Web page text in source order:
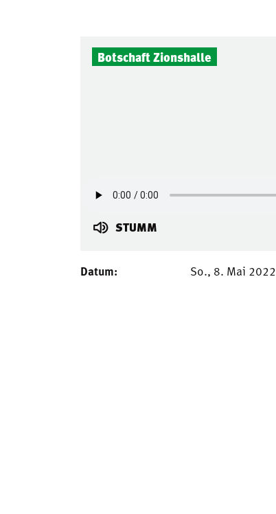
Botschaft Zionshalle
STUMM
Datum: So., 8. Mai 2022